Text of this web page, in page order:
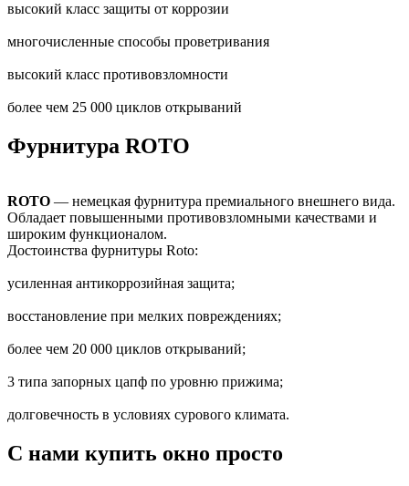
высокий класс защиты от коррозии
многочисленные способы проветривания
высокий класс противовзломности
более чем 25 000 циклов открываний
Фурнитура ROTO
ROTO — немецкая фурнитура премиального внешнего вида.
Обладает повышенными противовзломными качествами и
широким функционалом.
Достоинства фурнитуры Roto:
усиленная антикоррозийная защита;
восстановление при мелких повреждениях;
более чем 20 000 циклов открываний;
3 типа запорных цапф по уровню прижима;
долговечность в условиях сурового климата.
С нами купить окно просто